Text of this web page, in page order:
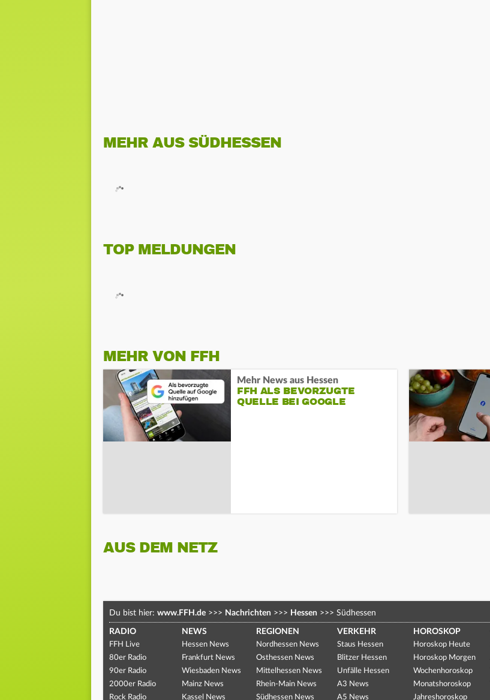
MEHR AUS SÜDHESSEN
TOP MELDUNGEN
MEHR VON FFH
Mehr News aus Hessen
FFH ALS BEVORZUGTE
QUELLE BEI GOOGLE
AUS DEM NETZ
Du bist hier: www.FFH.de >>> Nachrichten >>> Hessen >>> Südhessen
RADIO
FFH Live
80er Radio
90er Radio
2000er Radio
Rock Radio
NEWS
Hessen News
Frankfurt News
Wiesbaden News
Mainz News
Kassel News
REGIONEN
Nordhessen News
Osthessen News
Mittelhessen News
Rhein-Main News
Südhessen News
VERKEHR
Staus Hessen
Blitzer Hessen
Unfälle Hessen
A3 News
A5 News
HOROSKOP
Horoskop Heute
Horoskop Morgen
Wochenhoroskop
Monatshoroskop
Jahreshoroskop